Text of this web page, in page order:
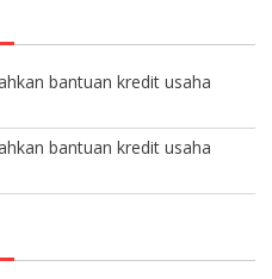
bantuan kredit usaha
bantuan kredit usaha